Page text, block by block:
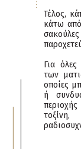
Τέλος,
κάτω από
Για
των
οποίες
ή